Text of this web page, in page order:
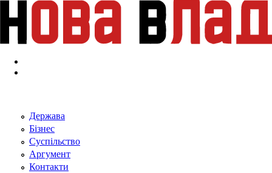
Перейти к основному содержанию
Держава
Бізнес
Суспільство
Аргумент
Контакти